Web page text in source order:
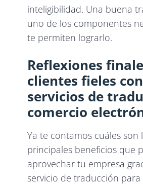
inteligibilidad. Una buena
uno de los componentes
te permiten lograrlo.
Reflexiones
clientes fieles con
servicios de
comercio
Ya te contamos cuáles son
principales beneficios que
aprovechar tu empresa
servicio de traducción